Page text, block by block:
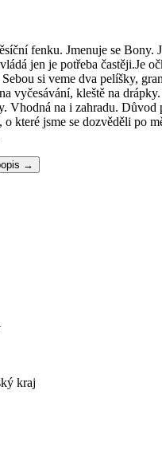
fenku. Jmenuje se Bony.
jen je potřeba častěji.Je
si veme dva pelíšky,
vyčesávání, kleště na
Vhodná na i zahradu. Důvod
o které jsme se dozvěděli po
→
kraj